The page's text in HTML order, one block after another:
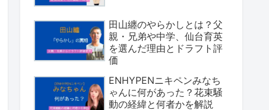
田山纏のやらかしとは？父
親・兄弟や中学、仙台育英
を選んだ理由とドラフト評
価
ENHYPENニキペンみなち
ゃんに何があった？花束騒
動の経緯と何者かを解説